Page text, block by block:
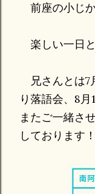
前座の小じ
楽しい一日と
兄さんとは7
り落語会、8
またご一緒さ
しております！